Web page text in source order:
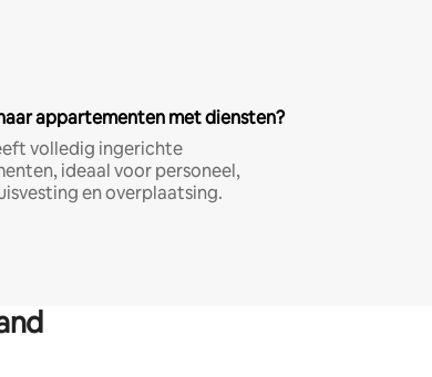
appartementen met diensten?
volledig ingerichte
ideaal voor personeel,
en overplaatsing.